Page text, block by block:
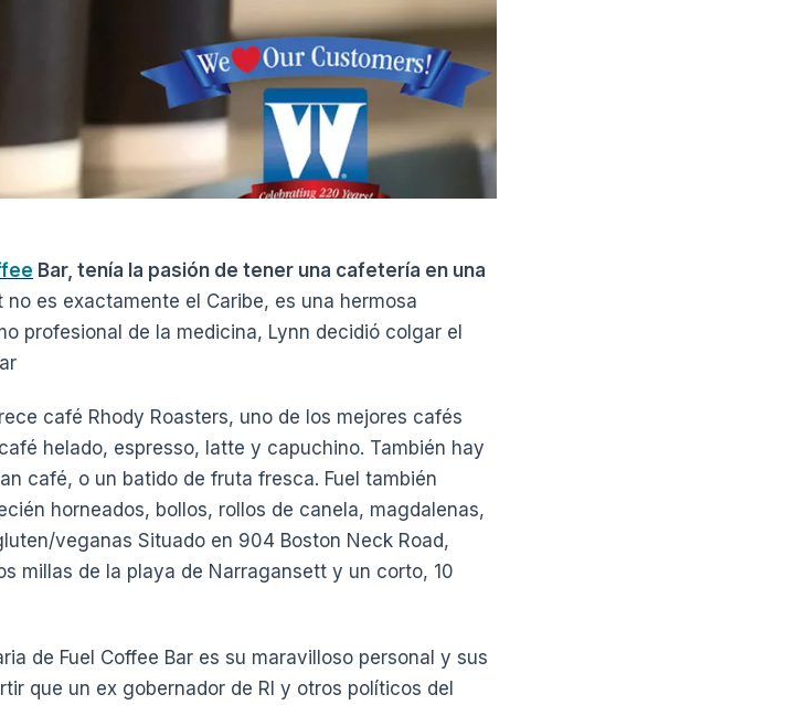
Bar, tenía la pasión de tener una cafetería en una
es exactamente el Caribe, es una hermosa
profesional de la medicina, Lynn decidió colgar el
café Rhody Roasters, uno de los mejores cafés
helado, espresso, latte y capuchino. También hay
café, o un batido de fruta fresca. Fuel también
horneados, bollos, rollos de canela, magdalenas,
veganas Situado en 904 Boston Neck Road,
millas de la playa de Narragansett y un corto, 10
de Fuel Coffee Bar es su maravilloso personal y sus
que un ex gobernador de RI y otros políticos del